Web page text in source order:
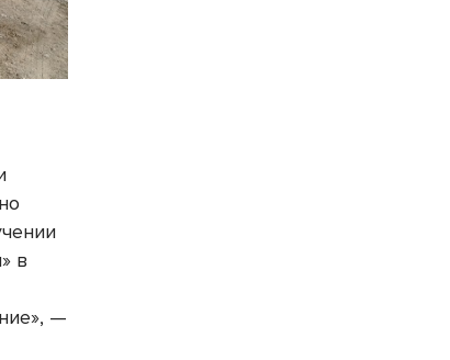
в
—